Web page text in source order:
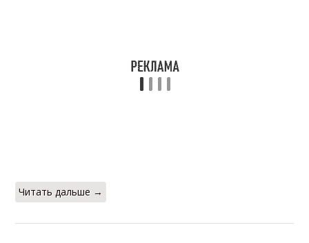
Читать дальше →